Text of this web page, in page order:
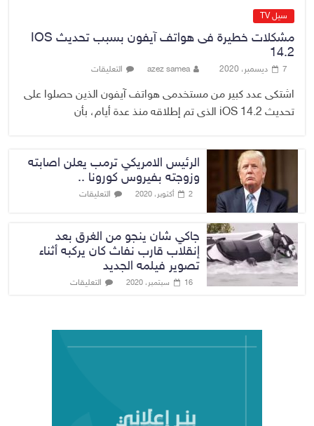
سيل TV
مشكلات خطيرة فى هواتف آيفون بسبب تحديث IOS
14.2
7 ديسمبر، 2020 azez samea التعليقات
اشتكى عدد كبير من مستخدمى هواتف آيفون الذين حصلوا على
تحديث iOS 14.2 الذى تم إطلاقه منذ عدة أيام، بأن
الرئيس الامريكي ترمب يعلن اصابته
وزوجته بفيروس كورونا ..
2 أكتوبر، 2020 التعليقات
جاكي شان ينجو من الغرق بعد
إنقلاب قارب نفاث كان يركبه أثناء
تصوير فيلمه الجديد
16 سبتمبر، 2020 التعليقات